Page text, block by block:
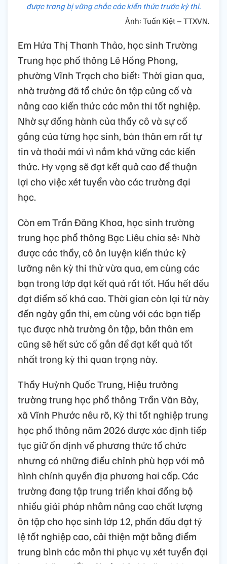
được trang bị vững chắc các kiến thức trước kỳ thi.
Ảnh: Tuấn Kiệt – TTXVN.
Em Hứa Thị Thanh Thảo, học sinh Trường
Trung học phổ thông Lê Hồng Phong,
phường Vĩnh Trạch cho biết: Thời gian qua,
nhà trường đã tổ chức ôn tập củng cố và
nâng cao kiến thức các môn thi tốt nghiệp.
Nhờ sự đồng hành của thầy cô và sự cố
gắng của từng học sinh, bản thân em rất tự
tin và thoải mái vì nắm khá vững các kiến
thức. Hy vọng sẽ đạt kết quả cao để thuận
lợi cho việc xét tuyển vào các trường đại
học.
Còn em Trần Đăng Khoa, học sinh trường
trung học phổ thông Bạc Liêu chia sẻ: Nhờ
được các thầy, cô ôn luyện kiến thức kỷ
lưỡng nên kỳ thi thử vừa qua, em cùng các
bạn trong lớp đạt kết quả rất tốt. Hầu hết đều
đạt điểm số khá cao. Thời gian còn lại từ này
đến ngày gần thi, em cùng với các bạn tiếp
tục được nhà trường ôn tập, bản thân em
cũng sẽ hết sức cố gắn để đạt kết quả tốt
nhất trong kỳ thì quan trọng này.
Thầy Huỳnh Quốc Trung, Hiệu trưởng
trường trung học phổ thông Trần Văn Bảy,
xã Vĩnh Phước nêu rõ, Kỳ thi tốt nghiệp trung
học phổ thông năm 2026 được xác định tiếp
tục giữ ổn định về phương thức tổ chức
nhưng có những điều chỉnh phù hợp với mô
hình chính quyền địa phương hai cấp. Các
trường đang tập trung triển khai đồng bộ
nhiều giải pháp nhằm nâng cao chất lượng
ôn tập cho học sinh lớp 12, phấn đấu đạt tỷ
lệ tốt nghiệp cao, cải thiện mặt bằng điểm
trung bình các môn thi phục vụ xét tuyển đại